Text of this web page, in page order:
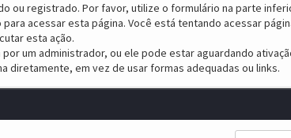
ou registrado. Por favor, utilize o formulário na parte
acessar esta página. Você está tentando acessar
esta ação.
um administrador, ou ele pode estar aguardando
diretamente, em vez de usar formas adequadas ou links.